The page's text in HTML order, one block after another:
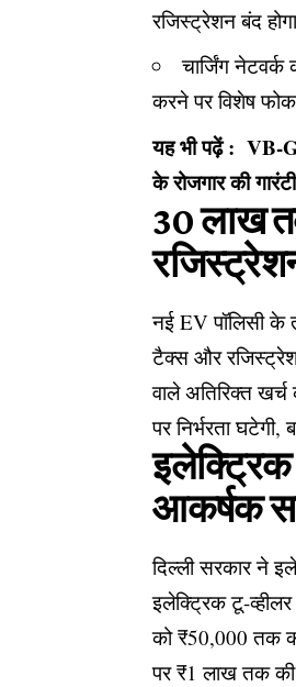
रजिस्ट्रेशन बंद
चार्जिंग
करने पर विशेष
यह भी पढ़ें :VB-
के रोजगार की
₹30 लाख
नई EV पॉलिसी के
टैक्स और
वाले अतिरिक्त
पर निर्भरता
इलेक्ट्रिक
आकर्षक
दिल्ली सरकार ने
इलेक्ट्रिक टू-
को ₹50,000 तक
पर ₹1 लाख तक की